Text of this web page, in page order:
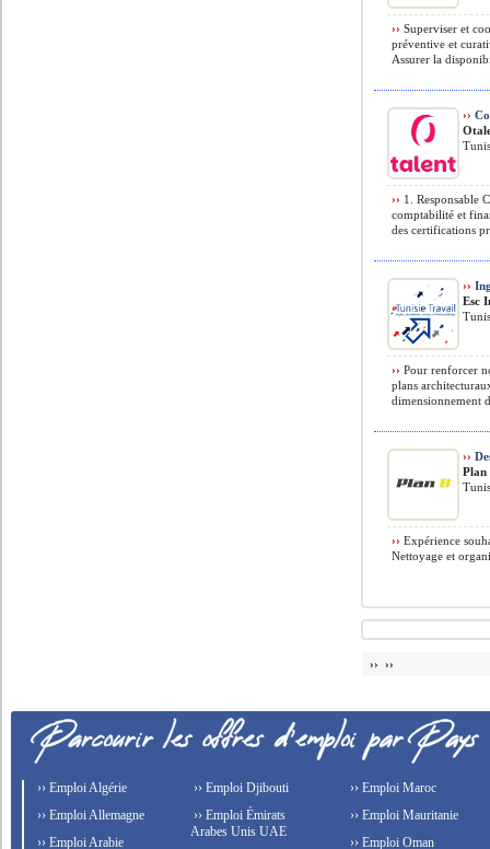
›› Superviser et
préventive et
Assurer la
››
›› 1. Responsable
comptabilité et
des certifications
››
Esc
›› Pour renforcer
plans
dimensionnement
››
Plan
›› Expérience
Nettoyage et
›› ››
›› Emploi Algérie
›› Emploi Allemagne
›› Emploi Arabie
›› Emploi Djibouti
›› Emploi Émirats
Arabes Unis UAE
›› Emploi Maroc
›› Emploi Mauritanie
›› Emploi Oman